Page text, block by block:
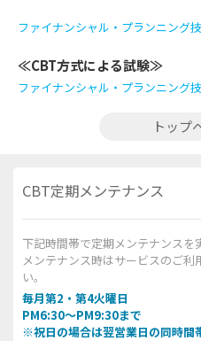
ファイナンシャル・プランニング
≪CBT方式による試験≫
ファイナンシャル・プランニング
トップ
CBT定期メンテナンス
下記時間帯で定期メンテナンスを
メンテナンス時はサービスのご
い。
毎月第2・第4火曜日
PM6:30～PM9:30まで
※祝日の場合は翌営業日の同時間